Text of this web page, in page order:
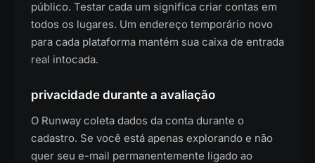
público. Testar cada um significa criar contas em
todos os lugares. Um endereço temporário novo
para cada plataforma mantém sua caixa de entrada
real intocada.
privacidade durante a avaliação
O Runway coleta dados da conta durante o
cadastro. Se você está apenas explorando e não
quer seu e-mail permanentemente ligado ao